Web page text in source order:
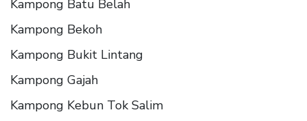
Kampong Batu Belah
Kampong Bekoh
Kampong Bukit Lintang
Kampong Gajah
Kampong Kebun Tok Salim